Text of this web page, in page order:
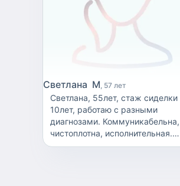
Светлана М 57 лет
Светлана, 55лет, стаж сиделки
10лет, работаю с разными
диагнозами. Коммуникабельна,
чистоплотна, исполнительная.
Готовлю, стирка, уборка.